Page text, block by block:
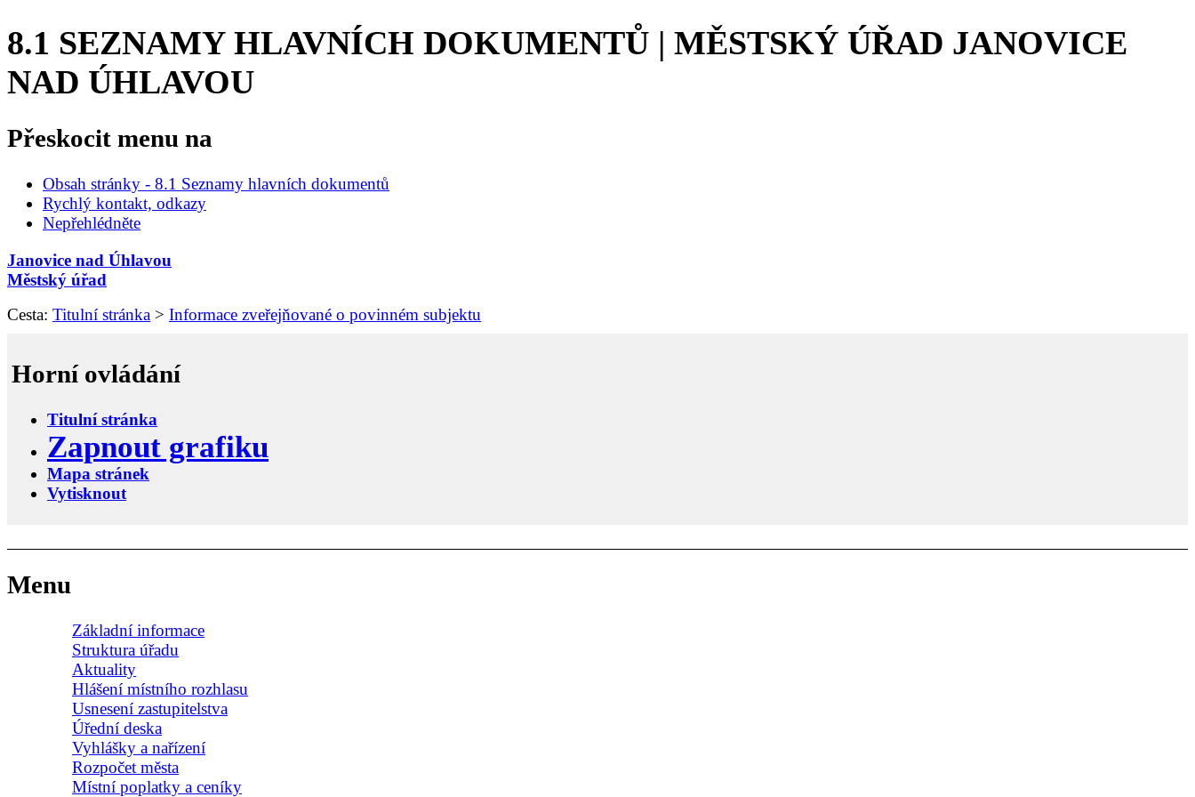
8.1 SEZNAMY HLAVNÍCH DOKUMENTŮ | MĚSTSKÝ ÚŘAD JANOVICE
NAD ÚHLAVOU
Přeskocit menu na
Obsah stránky - 8.1 Seznamy hlavních dokumentů
Rychlý kontakt, odkazy
Nepřehlédněte
Janovice nad Úhlavou
Městský úřad
Cesta: Titulní stránka > Informace zveřejňované o povinném subjektu
Horní ovládání
Titulní stránka
Zapnout grafiku
Mapa stránek
Vytisknout
Menu
Základní informace
Struktura úřadu
Aktuality
Hlášení místního rozhlasu
Usnesení zastupitelstva
Úřední deska
Vyhlášky a nařízení
Rozpočet města
Místní poplatky a ceníky